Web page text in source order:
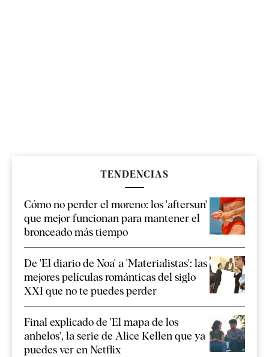
TENDENCIAS
Cómo no perder el moreno: los 'aftersun'
que mejor funcionan para mantener el
bronceado más tiempo
De 'El diario de Noa' a 'Materialistas': las
mejores películas románticas del siglo
XXI que no te puedes perder
Final explicado de 'El mapa de los
anhelos', la serie de Alice Kellen que ya
puedes ver en Netflix